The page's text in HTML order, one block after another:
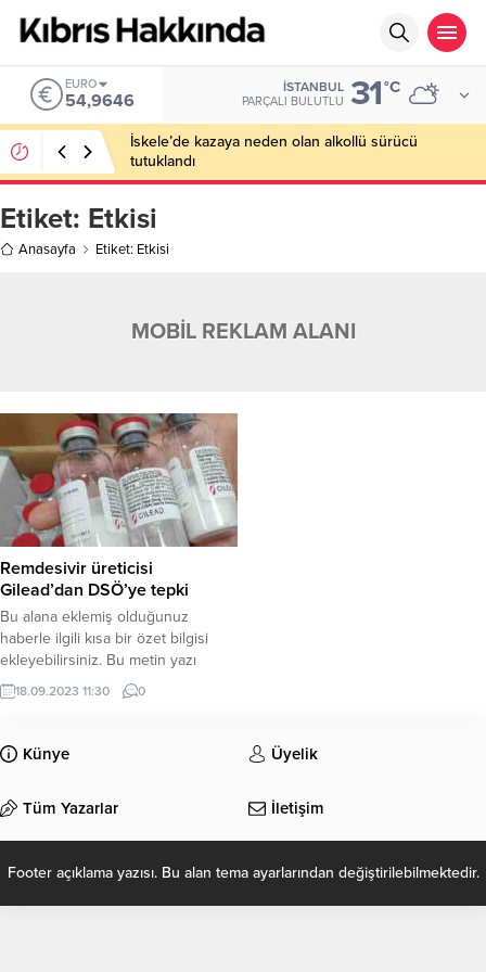
EURO
54,9646
İSTANBUL
PARÇALI BULUTLU 31°C
İskele’de kazaya neden olan alkollü sürücü
tutuklandı
Etiket: Etkisi
Anasayfa Etiket: Etkisi
MOBİL REKLAM ALANI
Remdesivir üreticisi
Gilead’dan DSÖ’ye tepki
Bu alana eklemiş olduğunuz
haberle ilgili kısa bir özet bilgisi
ekleyebilirsiniz. Bu metin yazı
düzenleme sayfasında “Özet”
bölümünden eklenebilir. Özet
olarak bu şekilde gösterilir,
eklenmemişse bu alan boş kalır.
18.09.2023 11:30 0
Künye Üyelik
Tüm Yazarlar İletişim
Footer açıklama yazısı. Bu alan tema ayarlarından değiştirilebilmektedir.